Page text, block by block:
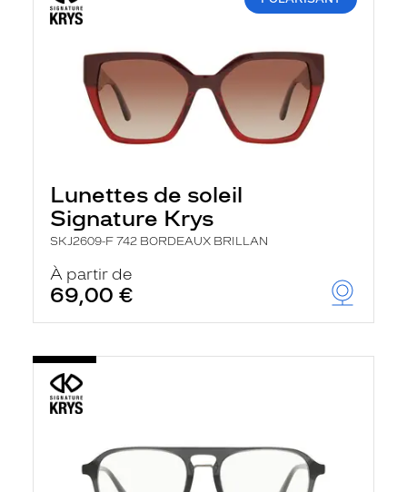
Lunettes de soleil
Signature Krys
SKJ2609-F 742 BORDEAUX BRILLAN
À partir de
69,00 €